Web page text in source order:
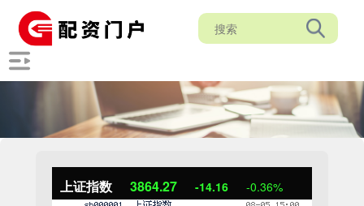
上证指数 3864.27 -14.16 -0.36%